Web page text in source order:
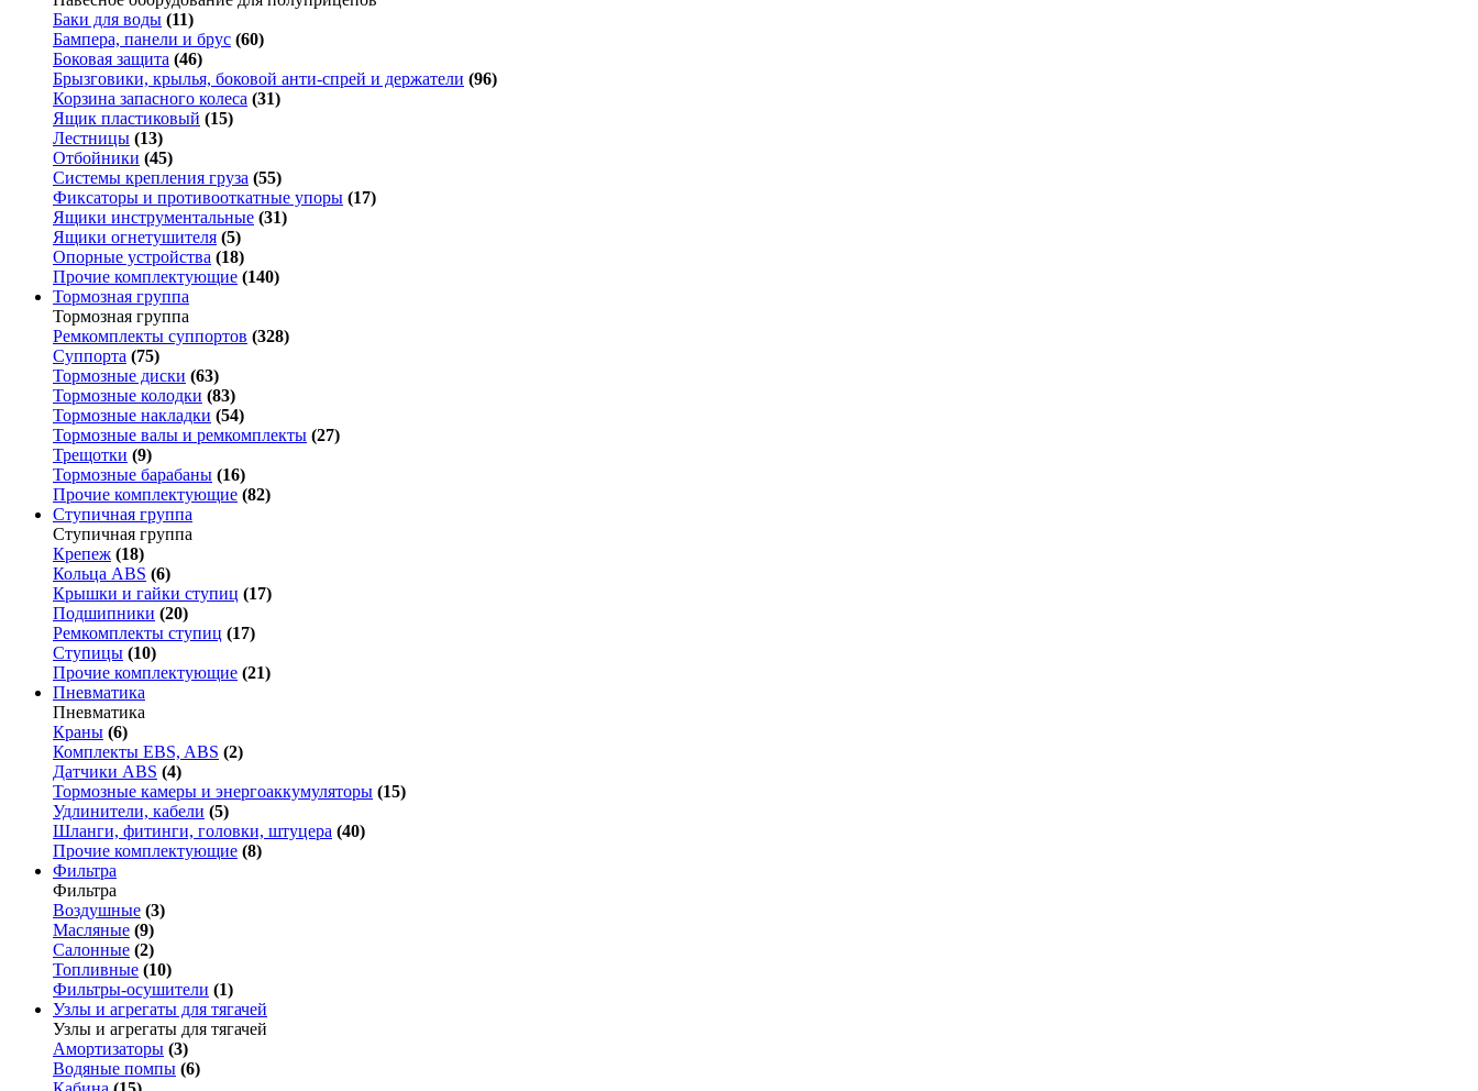
Баки для воды (11)
Бампера, панели и брус (60)
Боковая защита (46)
Брызговики, крылья, боковой анти-спрей и держатели (96)
Корзина запасного колеса (31)
Ящик пластиковый (15)
Лестницы (13)
Отбойники (45)
Системы крепления груза (55)
Фиксаторы и противооткатные упоры (17)
Ящики инструментальные (31)
Ящики огнетушителя (5)
Опорные устройства (18)
Прочие комплектующие (140)
Тормозная группа
Тормозная группа
Ремкомплекты суппортов (328)
Суппорта (75)
Тормозные диски (63)
Тормозные колодки (83)
Тормозные накладки (54)
Тормозные валы и ремкомплекты (27)
Трещотки (9)
Тормозные барабаны (16)
Прочие комплектующие (82)
Ступичная группа
Ступичная группа
Крепеж (18)
Кольца ABS (6)
Крышки и гайки ступиц (17)
Подшипники (20)
Ремкомплекты ступиц (17)
Ступицы (10)
Прочие комплектующие (21)
Пневматика
Пневматика
Краны (6)
Комплекты EBS, ABS (2)
Датчики ABS (4)
Тормозные камеры и энергоаккумуляторы (15)
Удлинители, кабели (5)
Шланги, фитинги, головки, штуцера (40)
Прочие комплектующие (8)
Фильтра
Фильтра
Воздушные (3)
Масляные (9)
Салонные (2)
Топливные (10)
Фильтры-осушители (1)
Узлы и агрегаты для тягачей
Узлы и агрегаты для тягачей
Амортизаторы (3)
Водяные помпы (6)